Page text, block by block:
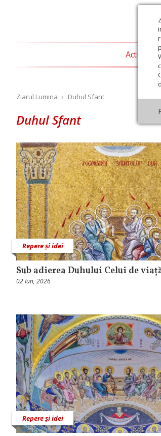
Ziarul Lumina › Duhul Sfant
Duhul Sfant
Repere și idei
Sub adierea Duhului Celui de
02 Iun, 2026
Repere și idei